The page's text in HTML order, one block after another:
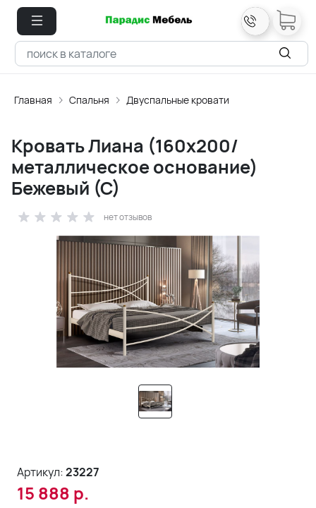
Главная Спальня Двуспальные кровати
Кровать Лиана (160х200/
металлическое основание)
Бежевый (С)
нет отзывов
Артикул:23227
15 888 р.